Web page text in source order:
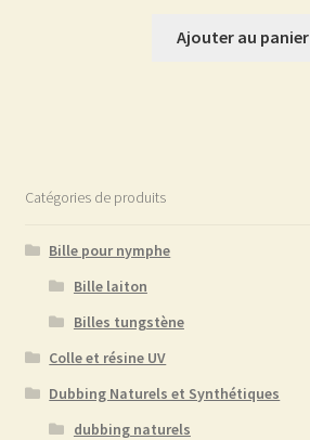
Ajouter au panier
Catégories de produits
Bille pour nymphe
Bille laiton
Billes tungstène
Colle et résine UV
Dubbing Naturels et Synthétiques
dubbing naturels